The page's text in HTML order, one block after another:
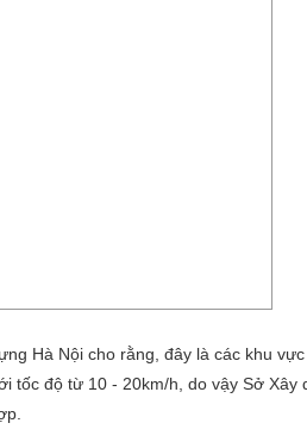
Hà Nội cho rằng, đây là các khu
tốc độ từ 10 - 20km/h, do vậy Sở Xây